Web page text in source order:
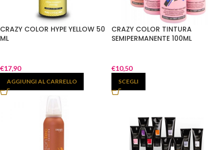
CRAZY COLOR HYPE YELLOW 50
ML
€17,90
AGGIUNGI AL CARRELLO
CRAZY COLOR TINTURA
SEMIPERMANENTE 100ML
€10,50
SCEGLI